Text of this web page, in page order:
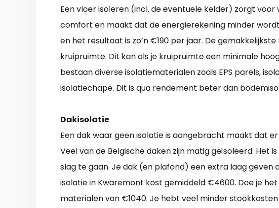
Een vloer isoleren (incl. de eventuele kelder) zorgt
comfort en maakt dat de energierekening minder
en het resultaat is zo’n €190 per jaar. De
kruipruimte. Dit kan als je kruipruimte een minimale
bestaan diverse isolatiematerialen zoals EPS parels,
isolatiechape. Dit is qua rendement beter dan
Dakisolatie
Een dak waar geen isolatie is aangebracht maakt dat
Veel van de Belgische daken zijn matig geïsoleerd. Het
slag te gaan. Je dak (en plafond) een extra laag geven
isolatie in Kwaremont kost gemiddeld €4600. Doe je
materialen van €1040. Je hebt veel minder